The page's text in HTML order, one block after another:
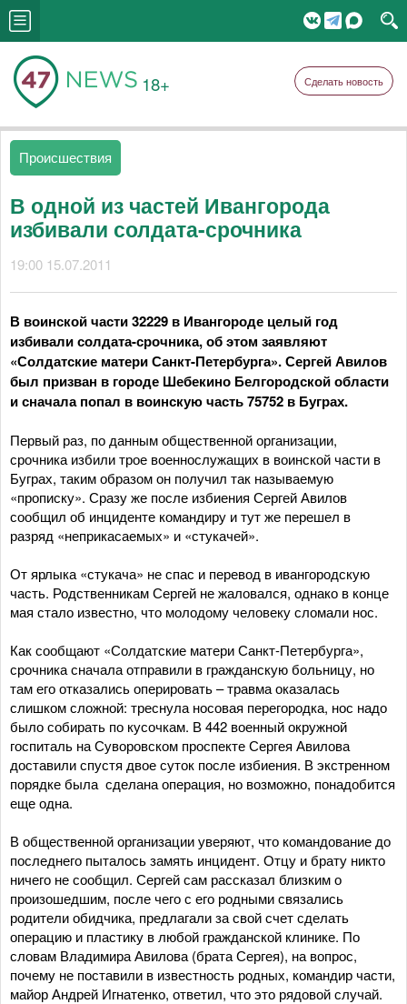
18+ Сделать новость
Происшествия
В одной из частей Ивангорода
избивали солдата-срочника
19:00 15.07.2011
В воинской части 32229 в Ивангороде целый год
избивали солдата-срочника, об этом заявляют
«Солдатские матери Санкт-Петербурга». Сергей Авилов
был призван в городе Шебекино Белгородской области
и сначала попал в воинскую часть 75752 в Буграх.
Первый раз, по данным общественной организации,
срочника избили трое военнослужащих в воинской части в
Буграх, таким образом он получил так называемую
«прописку». Сразу же после избиения Сергей Авилов
сообщил об инциденте командиру и тут же перешел в
разряд «неприкасаемых» и «стукачей».
От ярлыка «стукача» не спас и перевод в ивангородскую
часть. Родственникам Сергей не жаловался, однако в конце
мая стало известно, что молодому человеку сломали нос.
Как сообщают «Солдатские матери Санкт-Петербурга»,
срочника сначала отправили в гражданскую больницу, но
там его отказались оперировать – травма оказалась
слишком сложной: треснула носовая перегородка, нос надо
было собирать по кусочкам. В 442 военный окружной
госпиталь на Суворовском проспекте Сергея Авилова
доставили спустя двое суток после избиения. В экстренном
порядке была сделана операция, но возможно, понадобится
еще одна.
В общественной организации уверяют, что командование до
последнего пыталось замять инцидент. Отцу и брату никто
ничего не сообщил. Сергей сам рассказал близким о
произошедшим, после чего с его родными связались
родители обидчика, предлагали за свой счет сделать
операцию и пластику в любой гражданской клинике. По
словам Владимира Авилова (брата Сергея), на вопрос,
почему не поставили в известность родных, командир части,
майор Андрей Игнатенко, ответил, что это рядовой случай.